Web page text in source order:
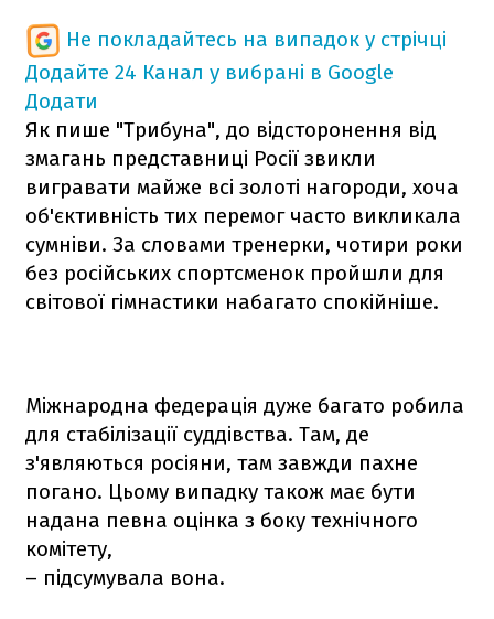
Не покладайтесь на випадок у стрічці
Додайте 24 Канал у вибрані в Google
Додати
Як пише "Трибуна", до відсторонення від
змагань представниці Росії звикли
вигравати майже всі золоті нагороди, хоча
об'єктивність тих перемог часто викликала
сумніви. За словами тренерки, чотири роки
без російських спортсменок пройшли для
світової гімнастики набагато спокійніше.
Міжнародна федерація дуже багато робила
для стабілізації суддівства. Там, де
з'являються росіяни, там завжди пахне
погано. Цьому випадку також має бути
надана певна оцінка з боку технічного
комітету,
– підсумувала вона.